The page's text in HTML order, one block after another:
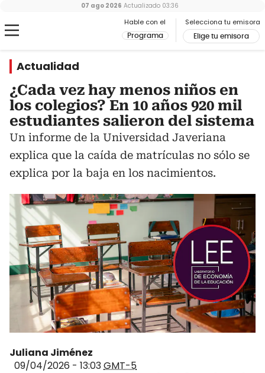
Hable con el
Programa
Selecciona tu emisora
Elige tu emisora
07 ago 2026 Actualizado 03:36
Actualidad
¿Cada vez hay menos niños en
los colegios? En 10 años 920 mil
estudiantes salieron del sistema
Un informe de la Universidad Javeriana
explica que la caída de matrículas no sólo se
explica por la baja en los nacimientos.
Juliana Jiménez
09/04/2026 - 13:03GMT-5